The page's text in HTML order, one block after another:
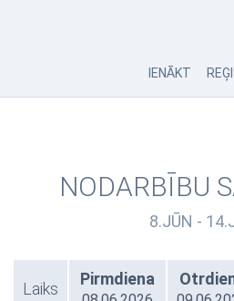
IENĀKT
NODARBĪBU
8.JŪN -
Laiks
Pirmdiena